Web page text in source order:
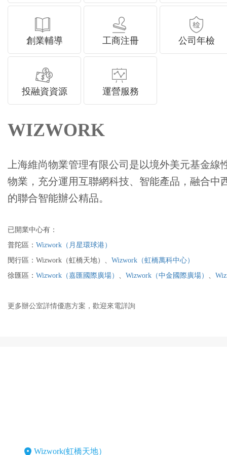
創業輔導 工商注冊 公司年檢
投融資資源 運營服務
WIZWORK
上海維尚物業管理有限公司是以境外美元基金線
物業，充分運用互聯網科技、智能產品，融合中
的聯合智能辦公精品。
已開業中心有：
普陀區： Wizwork（月星環球港）
閔行區：Wizwork（虹橋天地）、 Wizwork（虹橋萬科中心）
徐匯區： Wizwork（嘉匯國際廣場） Wizwork（中金國際廣場）
更多辦公室詳情優惠方案，歡迎來電詳詢
Wizwork(虹橋天地）